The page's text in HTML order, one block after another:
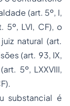
(art. 5º, I,
5º, LVI, CF), o
natural (art.
(art. 93, IX,
5º, LXXVIII,
substancial é